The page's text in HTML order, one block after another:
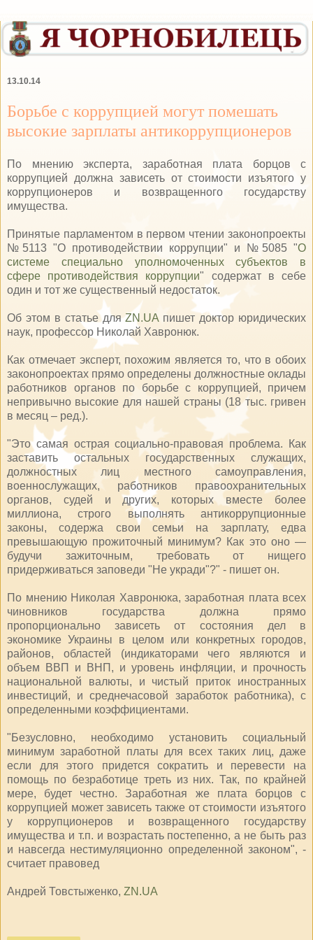
13.10.14
Борьбе с коррупцией могут помешать
высокие зарплаты антикоррупционеров
По мнению эксперта, заработная плата борцов с
коррупцией должна зависеть от стоимости изъятого у
коррупционеров и возвращенного государству
имущества.
Принятые парламентом в первом чтении законопроекты
№5113 "О противодействии коррупции" и №5085 "О
системе специально уполномоченных субъектов в
сфере противодействия коррупции" содержат в себе
один и тот же существенный недостаток.
Об этом в статье дляZN.UAпишет доктор юридических
наук, профессор Николай Хавронюк.
Как отмечает эксперт, похожим является то, что в обоих
законопроектах прямо определены должностные оклады
работников органов по борьбе с коррупцией, причем
непривычно высокие для нашей страны (18 тыс. гривен
в месяц – ред.).
"Это самая острая социально-правовая проблема. Как
заставить остальных государственных служащих,
должностных лиц местного самоуправления,
военнослужащих, работников правоохранительных
органов, судей и других, которых вместе более
миллиона, строго выполнять антикоррупционные
законы, содержа свои семьи на зарплату, едва
превышающую прожиточный минимум? Как это оно —
будучи зажиточным, требовать от нищего
придерживаться заповеди "Не укради"?" - пишет он.
По мнению Николая Хавронюка, заработная плата всех
чиновников государства должна прямо
пропорционально зависеть от состояния дел в
экономике Украины в целом или конкретных городов,
районов, областей (индикаторами чего являются и
объем ВВП и ВНП, и уровень инфляции, и прочность
национальной валюты, и чистый приток иностранных
инвестиций, и среднечасовой заработок работника), с
определенными коэффициентами.
"Безусловно, необходимо установить социальный
минимум заработной платы для всех таких лиц, даже
если для этого придется сократить и перевести на
помощь по безработице треть из них. Так, по крайней
мере, будет честно. Заработная же плата борцов с
коррупцией может зависеть также от стоимости изъятого
у коррупционеров и возвращенного государству
имущества и т.п. и возрастать постепенно, а не быть раз
и навсегда нестимуляционно определенной законом", -
считает правовед
Андрей Товстыженко, ZN.UA